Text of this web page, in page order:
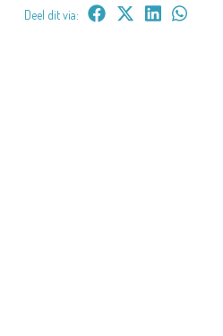
Deel dit via: